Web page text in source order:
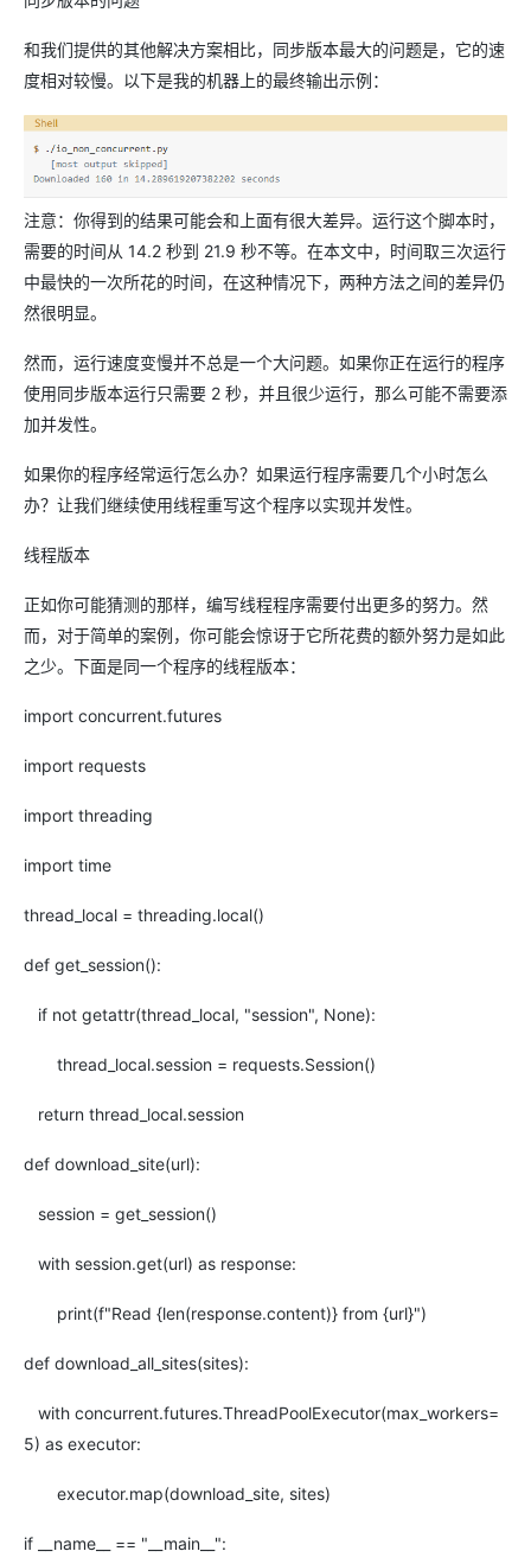
和我们提供的其他解决方案相比，同步版本最大的问题是，它的速
度相对较慢。以下是我的机器上的最终输出示例：
注意：你得到的结果可能会和上面有很大差异。运行这个脚本时，
需要的时间从 14.2 秒到 21.9 秒不等。在本文中，时间取三次运行
中最快的一次所花的时间，在这种情况下，两种方法之间的差异仍
然很明显。
然而，运行速度变慢并不总是一个大问题。如果你正在运行的程序
使用同步版本运行只需要 2 秒，并且很少运行，那么可能不需要添
加并发性。
如果你的程序经常运行怎么办？如果运行程序需要几个小时怎么
办？让我们继续使用线程重写这个程序以实现并发性。
线程版本
正如你可能猜测的那样，编写线程程序需要付出更多的努力。然
而，对于简单的案例，你可能会惊讶于它所花费的额外努力是如此
之少。下面是同一个程序的线程版本：
import concurrent.futures
import requests
import threading
import time
thread_local = threading.local()
def get_session():
if not getattr(thread_local, "session", None):
thread_local.session = requests.Session()
return thread_local.session
def download_site(url):
session = get_session()
with session.get(url) as response:
print(f"Read {len(response.content)} from {url}")
def download_all_sites(sites):
with concurrent.futures.ThreadPoolExecutor(max_workers=
5) as executor:
executor.map(download_site, sites)
if __name__ == "__main__":